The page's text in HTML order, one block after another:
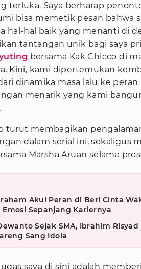
terluka. Saya berharap
bisa memetik pesan bahwa
hal-hal baik yang menanti di
tantangan unik bagi saya
bersama Kak Chicco di
Kini, kami dipertemukan
dinamika masa lalu ke
menarik yang kami
turut membagikan
dalam serial ini, sekaligus
Marsha Aruan selama
Akui Peran di Beri Cinta
Emosi Sepanjang Kariernya
Sejak SMA, Ibrahim
Sang Idola
saya di sini adalah